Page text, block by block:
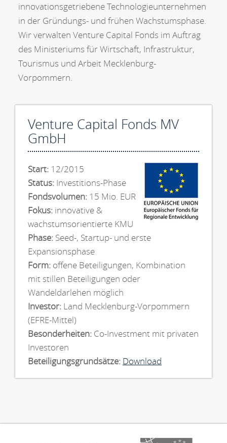
innovationsgetriebene Technologieunternehmen
in der Gründungs- und frühen Wachstumsphase.
Wir verwalten Venture Capital Fonds im Auftrag
des Ministeriums für Wirtschaft, Infrastruktur,
Tourismus und Arbeit Mecklenburg-
Vorpommern.
Venture Capital Fonds MV
GmbH
Start: 12/2015
Status: Investitions-Phase
Fondsvolumen: 15 Mio. EUR
Fokus: innovative &
wachstumsorientierte KMU
Phase: Seed-, Startup- und erste
Expansionsphase
Form: offene Beteiligungen, Kombination
mit stillen Beteiligungen oder
Wandeldarlehen möglich
Investor: Land Mecklenburg-Vorpommern
(EFRE-Mittel)
Besonderheiten: Co-Investment mit privaten
Investoren
Beteiligungsgrundsätze: Download